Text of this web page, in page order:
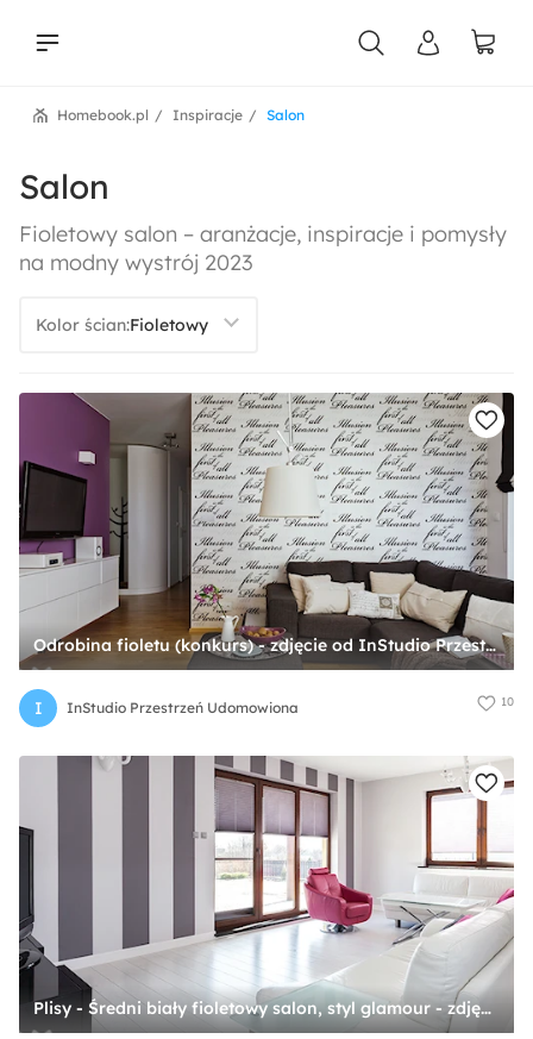
Salon
Inspiracje
Homebook.pl
Salon
Fioletowy salon – aranżacje, inspiracje i pomysły
na modny wystrój 2023
Kolor ścian:
Odrobina fioletu (konkurs) - zdjęcie od InStudio Przestrzeń Udomowiona
I InStudio Przestrzeń Udomowiona 10
Plisy - Średni biały fioletowy salon, styl glamour - zdjęcie od ANWIS Sp. z o.o.